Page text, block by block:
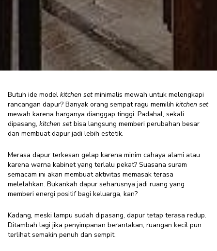
5 Model Kitchen Set Minimalis
Mewah, Dapur Gelap Jadi Terang
Butuh ide model kitchen setminimalis mewah untuk melengkapi
rancangan dapur? Banyak orang sempat ragu memilih kitchen set
mewah karena harganya dianggap tinggi. Padahal, sekali
dipasang, kitchen setbisa langsung memberi perubahan besar
dan membuat dapur jadi lebih estetik.
Merasa dapur terkesan gelap karena minim cahaya alami atau
karena warna kabinet yang terlalu pekat? Suasana suram
semacam ini akan membuat aktivitas memasak terasa
melelahkan. Bukankah dapur seharusnya jadi ruang yang
memberi energi positif bagi keluarga, kan?
Kadang, meski lampu sudah dipasang, dapur tetap terasa redup.
Ditambah lagi jika penyimpanan berantakan, ruangan kecil pun
terlihat semakin penuh dan sempit.